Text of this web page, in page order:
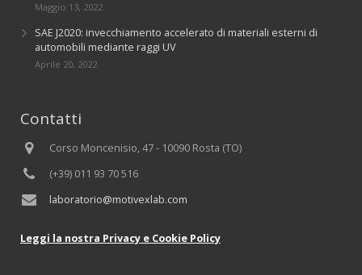
Maggio 13, 2022
SAE J2020: invecchiamento accelerato di materiali esterni di
automobili mediante raggi UV
Aprile 20, 2022
Contatti
Corso Moncenisio, 47 - 10090 Rosta (TO)
(+39) 011 93 70 516
laboratorio@motivexlab.com
Leggi la nostra Privacy e Cookie Policy